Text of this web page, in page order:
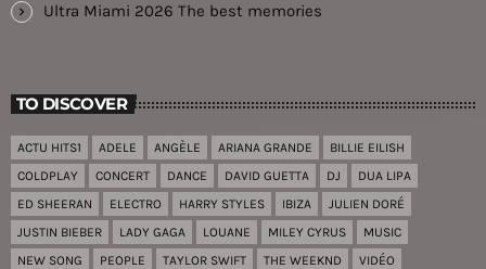
Ultra Miami 2026 The best memories
TO DISCOVER
ACTU HITS1 ADELE ANGÈLE ARIANA GRANDE
BILLIE EILISH
COLDPLAY
CONCERT DANCE DAVID GUETTA DJ
DUA LIPA
ED SHEERAN
ELECTRO HARRY STYLES IBIZA
JULIEN DORÉ
JUSTIN BIEBER
LADY GAGA LOUANE MILEY CYRUS
MUSIC
NEW SONG
PEOPLE TAYLOR SWIFT THE WEEKND VIDÉO